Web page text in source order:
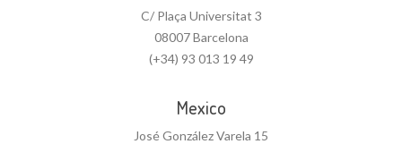
C/ Plaça Universitat 3
08007 Barcelona
(+34) 93 013 19 49
Mexico
José González Varela 15